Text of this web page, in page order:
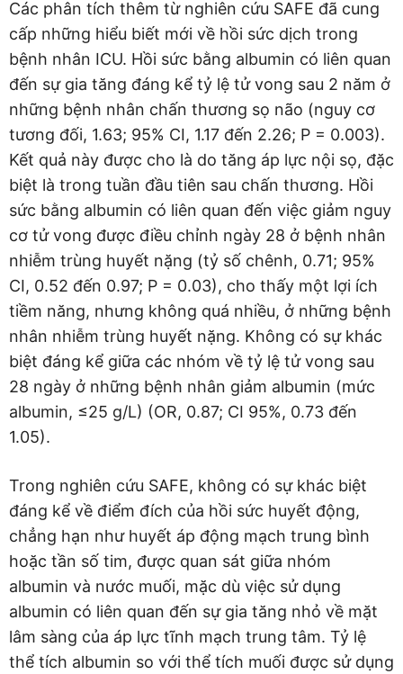
Các phân tích thêm từ nghiên cứu SAFE đã cung
cấp những hiểu biết mới về hồi sức dịch trong
bệnh nhân ICU. Hồi sức bằng albumin có liên quan
đến sự gia tăng đáng kể tỷ lệ tử vong sau 2 năm ở
những bệnh nhân chấn thương sọ não (nguy cơ
tương đối, 1.63; 95% CI, 1.17 đến 2.26; P = 0.003).
Kết quả này được cho là do tăng áp lực nội sọ, đặc
biệt là trong tuần đầu tiên sau chấn thương. Hồi
sức bằng albumin có liên quan đến việc giảm nguy
cơ tử vong được điều chỉnh ngày 28 ở bệnh nhân
nhiễm trùng huyết nặng (tỷ số chênh, 0.71; 95%
CI, 0.52 đến 0.97; P = 0.03), cho thấy một lợi ích
tiềm năng, nhưng không quá nhiều, ở những bệnh
nhân nhiễm trùng huyết nặng. Không có sự khác
biệt đáng kể giữa các nhóm về tỷ lệ tử vong sau
28 ngày ở những bệnh nhân giảm albumin (mức
albumin, ≤25 g/L) (OR, 0.87; CI 95%, 0.73 đến
1.05).
Trong nghiên cứu SAFE, không có sự khác biệt
đáng kể về điểm đích của hồi sức huyết động,
chẳng hạn như huyết áp động mạch trung bình
hoặc tần số tim, được quan sát giữa nhóm
albumin và nước muối, mặc dù việc sử dụng
albumin có liên quan đến sự gia tăng nhỏ về mặt
lâm sàng của áp lực tĩnh mạch trung tâm. Tỷ lệ
thể tích albumin so với thể tích muối được sử dụng